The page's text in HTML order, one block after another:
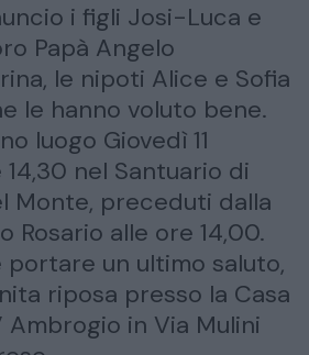
i figli Josi-Luca e
Papà Angelo
le nipoti Alice e Sofia
le hanno voluto bene.
luogo Giovedì 11
nel Santuario di
Monte, preceduti dalla
Rosario alle ore 14,00.
portare un ultimo saluto,
riposa presso la Casa
Ambrogio in Via Mulini